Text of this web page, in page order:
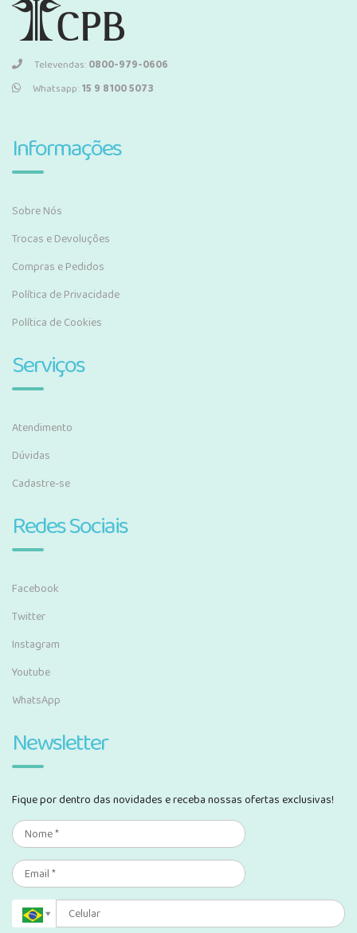
Televendas:0800-979-0606
Whatsapp:15 9 8100 5073
Informações
Sobre Nós
Trocas e Devoluções
Compras e Pedidos
Política de Privacidade
Política de Cookies
Serviços
Atendimento
Dúvidas
Cadastre-se
Redes Sociais
Facebook
Twitter
Instagram
Youtube
WhatsApp
Newsletter
Fique por dentro das novidades e receba nossas ofertas exclusivas!